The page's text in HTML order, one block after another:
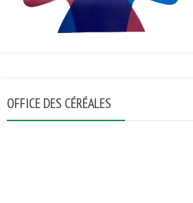
OFFICE DES CÉRÉALES